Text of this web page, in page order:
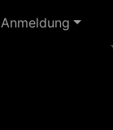
Anmeldung